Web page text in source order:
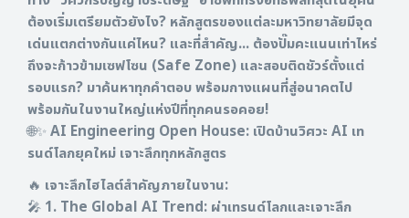
ต้องเริ่มเตรียมตัวยังไง? หลักสูตรของแต่ละมหาวิทยาลัยมีจุด
เด่นแตกต่างกันแค่ไหน? และที่สำคัญ... ต้องปั๊มคะแนนเท่าไหร่
ถึงจะก้าวข้ามเซฟโซน (Safe Zone) และสอบติดชัวร์ตั้งแต่
รอบแรก? มาค้นหาทุกคำตอบ พร้อมกางแผนที่สู่อนาคตไป
พร้อมกันในงานใหญ่แห่งปีที่ทุกคนรอคอย!
🌐✨ AI Engineering Open House: เปิดบ้านวิศวะ AI เท
รนด์โลกยุคใหม่ เจาะลึกทุกหลักสูตร
🔥 เจาะลึกไฮไลต์สำคัญภายในงาน:
🎤 1. The Global AI Trend: ผ่าเทรนด์โลกและเจาะลึก